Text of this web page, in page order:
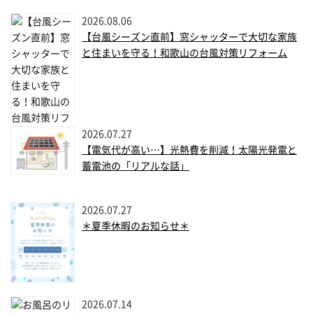
2026.08.06
【台風シーズン直前】窓シャッターで大切な家族
と住まいを守る！和歌山の台風対策リフォーム
2026.07.27
【電気代が高い…】光熱費を削減！太陽光発電と
蓄電池の「リアルな話」
2026.07.27
＊夏季休暇のお知らせ＊
2026.07.14